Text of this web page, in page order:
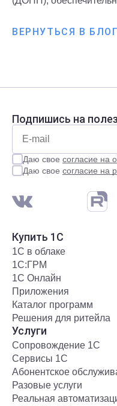
рассказали в статье.
ВЕРНУТЬСЯ В БЛОГ
Подпишись на
Даю свое согласие на
Даю свое согласие на
Купить 1С
1С в облаке
1С:ГРМ
1С Онлайн
Приложения
Каталог программ
Решения для ритейла
Услуги
Сопровождение 1С
Сервисы 1С
Абонентское
Разовые услуги
Реальная